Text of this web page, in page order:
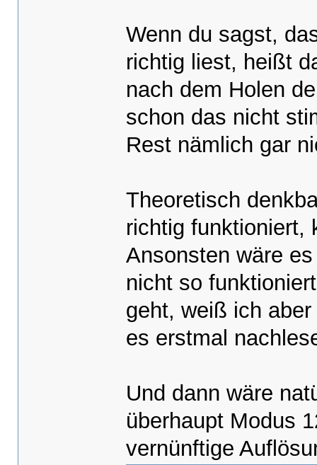
break;
}
}
//byte zurück in video speicher
outportw(0x3c4,0x0102);//plane 0
outportw(0x3c4,0x0202);//plane 1
k_memset((vidmem + BytePos),
outportw(0x3c4,0x0802);//plane 3
k_memset((vidmem + BytePos),
outportw(0x3c4,0x0F02);//restore
}
Wenn du sagst,
richtig liest, heißt
nach dem Holen
schon das nicht
Rest nämlich gar
Theoretisch
richtig funktioniert,
Ansonsten wäre
nicht so
geht, weiß ich
es erstmal
Und dann wäre
überhaupt Modus
vernünftige